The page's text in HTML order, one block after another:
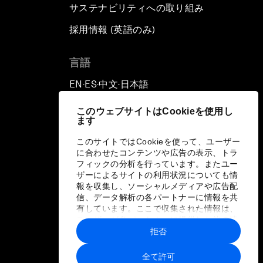
このウェブサイトはCookieを使用し
ます
このサイトではCookieを使って、ユーザー
に合わせたコンテンツや広告の表示、トラ
フィックの分析を行っています。またユー
ザーによるサイトの利用状況についても情
報を収集し、ソーシャルメディアや広告配
信、データ解析の各パートナーに情報を共
有しています。ここで収集された情報は、
ユーザーが各パートナーに提供した他の情
報や各パートナーのサービスを使用した際
に収集された情報と組み合わされ、各パー
トナーによって使用されることがありま
全て許可
拒否
サステナビリティへの取り組み
採用情報 (英語のみ)
言語
EN ▪ ES▪中文▪ 日本語